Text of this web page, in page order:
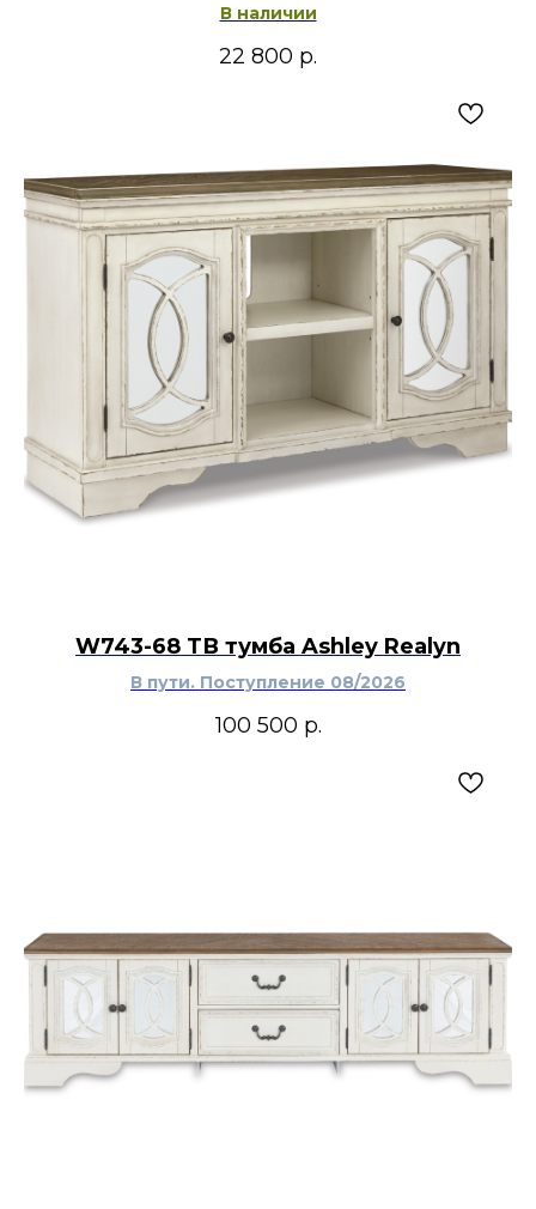
В наличии
22 800 р.
W743-68 ТВ тумба Ashley Realyn
В пути. Поступление 08/2026
100 500 р.